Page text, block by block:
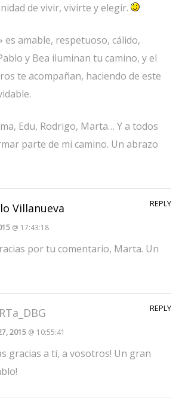
de vivir, vivirte y elegir.
es amable, respetuoso, cálido,
y Bea iluminan tu camino, y el
te acompañan, haciendo de este
Edu, Rodrigo, Marta… Y a todos
parte de mi camino. Un abrazo
Villanueva
@ 17:43:18
por tu comentario, Marta. Un
REPLY
2015 @ 10:55:41
gracias a tí, a vosotros! Un gran
REPLY